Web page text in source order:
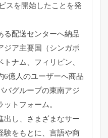
スを開始したことを発
る配送センターへ納品
ジア主要国（シンガポ
トナム、フィリピン、
6億人のユーザーへ商品
バグループの東南アジ
トフォーム。
し、
さまざまなサー
をもとに、 言語や商